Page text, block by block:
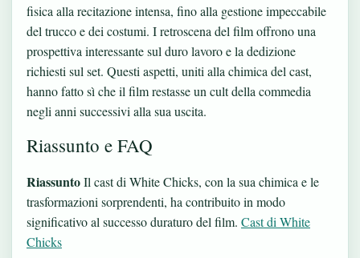
fisica alla recitazione intensa, fino alla gestione impeccabile
del trucco e dei costumi. I retroscena del film offrono una
prospettiva interessante sul duro lavoro e la dedizione
richiesti sul set. Questi aspetti, uniti alla chimica del cast,
hanno fatto sì che il film restasse un cult della commedia
negli anni successivi alla sua uscita.
Riassunto e FAQ
RiassuntoIl cast di White Chicks, con la sua chimica e le
trasformazioni sorprendenti, ha contribuito in modo
significativo al successo duraturo del film. Cast di White
Chicks